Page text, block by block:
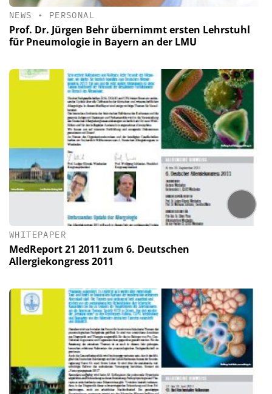
NEWS • PERSONAL
Prof. Dr. Jürgen Behr übernimmt ersten Lehrstuhl
für Pneumologie in Bayern an der LMU
WHITEPAPER
MedReport 21 2011 zum 6. Deutschen
Allergiekongress 2011